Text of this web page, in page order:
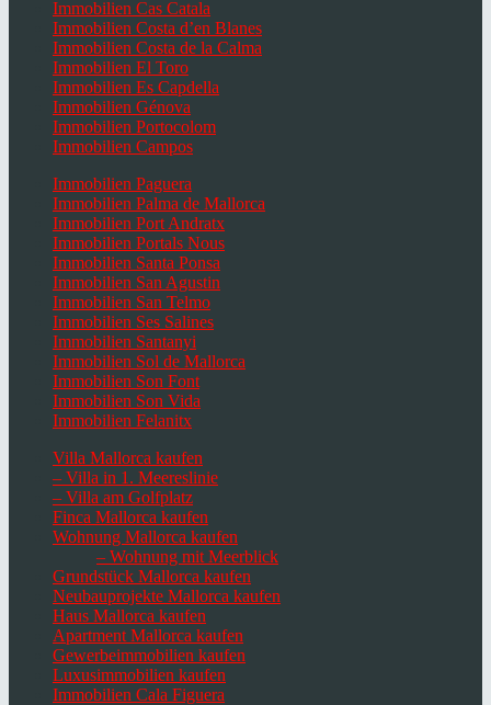
Immobilien Cas Catala
Immobilien Costa d’en Blanes
Immobilien Costa de la Calma
Immobilien El Toro
Immobilien Es Capdella
Immobilien Génova
Immobilien Portocolom
Immobilien Campos
Immobilien Paguera
Immobilien Palma de Mallorca
Immobilien Port Andratx
Immobilien Portals Nous
Immobilien Santa Ponsa
Immobilien San Agustin
Immobilien San Telmo
Immobilien Ses Salines
Immobilien Santanyi
Immobilien Sol de Mallorca
Immobilien Son Font
Immobilien Son Vida
Immobilien Felanitx
Villa Mallorca kaufen
– Villa in 1. Meereslinie
– Villa am Golfplatz
Finca Mallorca kaufen
Wohnung Mallorca kaufen
– Wohnung mit Meerblick
Grundstück Mallorca kaufen
Neubauprojekte Mallorca kaufen
Haus Mallorca kaufen
Apartment Mallorca kaufen
Gewerbeimmobilien kaufen
Luxusimmobilien kaufen
Immobilien Cala Figuera